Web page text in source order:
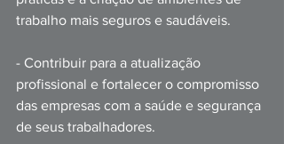
trabalho mais seguros e saudáveis.
- Contribuir para a atualização
profissional e fortalecer o compromisso
das empresas com a saúde e segurança
de seus trabalhadores.